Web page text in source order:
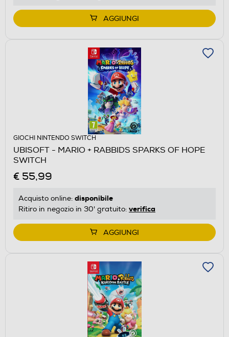
AGGIUNGI
GIOCHI NINTENDO SWITCH
UBISOFT - MARIO + RABBIDS SPARKS OF HOPE
SWITCH
€ 55,99
Acquisto online: disponibile
Ritiro in negozio in 30' gratuito: verifica
AGGIUNGI